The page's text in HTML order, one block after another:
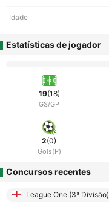
Idade
Estatísticas de jogador
19(18)
GS/GP
2(0)
Gols(P)
Concursos recentes
League One (3ª Divisão)